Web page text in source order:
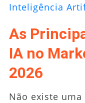
Inteligência
As
IA no
2026
Não existe